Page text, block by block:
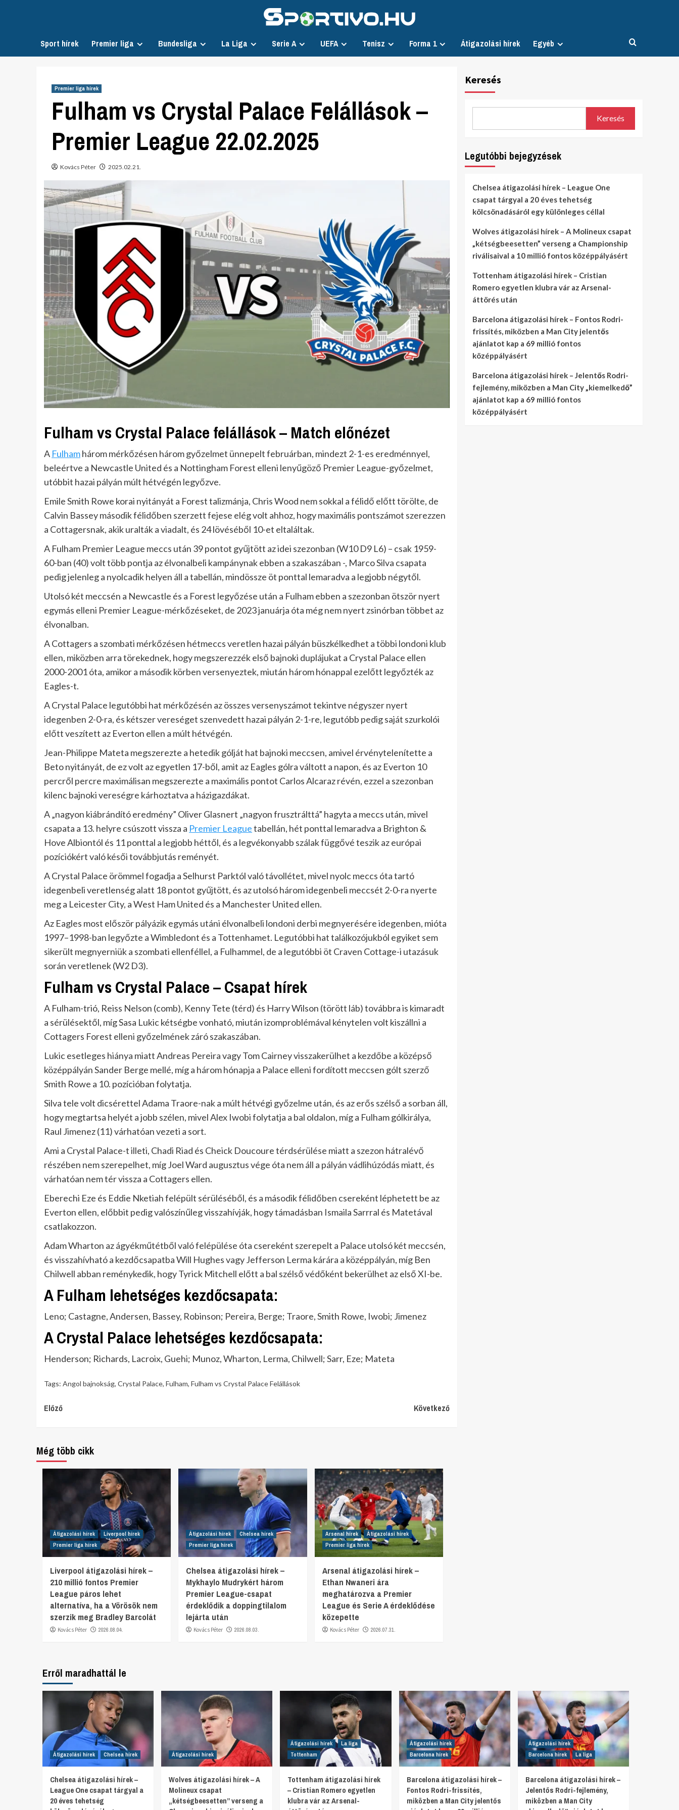
Sport hírek Premier liga Bundesliga La Liga Serie A UEFA Tenisz Forma 1 Átigazolási hírek Egyéb
Premier liga hírek
Fulham vs Crystal Palace Felállások –
Premier League 22.02.2025
Kovács Péter 2025.02.21.
Fulham vs Crystal Palace felállások – Match előnézet
A Fulhamhárom mérkőzésen három győzelmet ünnepelt februárban, mindezt 2-1-es eredménnyel,
beleértve a Newcastle United és a Nottingham Forest elleni lenyűgöző Premier League-győzelmet,
utóbbit hazai pályán múlt hétvégén legyőzve.
Emile Smith Rowe korai nyitányát a Forest talizmánja, Chris Wood nem sokkal a félidő előtt törölte, de
Calvin Bassey második félidőben szerzett fejese elég volt ahhoz, hogy maximális pontszámot szerezzen
a Cottagersnak, akik uralták a viadalt, és 24 lövéséből 10-et eltaláltak.
A Fulham Premier League meccs után 39 pontot gyűjtött az idei szezonban (W10 D9 L6) – csak 1959-
60-ban (40) volt több pontja az élvonalbeli kampánynak ebben a szakaszában -, Marco Silva csapata
pedig jelenleg a nyolcadik helyen áll a tabellán, mindössze öt ponttal lemaradva a legjobb négytől.
Utolsó két meccsén a Newcastle és a Forest legyőzése után a Fulham ebben a szezonban ötször nyert
egymás elleni Premier League-mérkőzéseket, de 2023 januárja óta még nem nyert zsinórban többet az
élvonalban.
A Cottagers a szombati mérkőzésen hétmeccs veretlen hazai pályán büszkélkedhet a többi londoni klub
ellen, miközben arra törekednek, hogy megszerezzék első bajnoki duplájukat a Crystal Palace ellen
2000-2001 óta, amikor a második körben versenyeztek, miután három hónappal ezelőtt legyőzték az
Eagles-t.
A Crystal Palace legutóbbi hat mérkőzésén az összes versenyszámot tekintve négyszer nyert
idegenben 2-0-ra, és kétszer vereséget szenvedett hazai pályán 2-1-re, legutóbb pedig saját szurkolói
előtt veszített az Everton ellen a múlt hétvégén.
Jean-Philippe Mateta megszerezte a hetedik gólját hat bajnoki meccsen, amivel érvénytelenítette a
Beto nyitányát, de ez volt az egyetlen 17-ből, amit az Eagles gólra váltott a napon, és az Everton 10
percről percre maximálisan megszerezte a maximális pontot Carlos Alcaraz révén, ezzel a szezonban
kilenc bajnoki vereségre kárhoztatva a házigazdákat.
A „nagyon kiábrándító eredmény” Oliver Glasnert „nagyon frusztrálttá” hagyta a meccs után, mivel
csapata a 13. helyre csúszott vissza a Premier Leaguetabellán, hét ponttal lemaradva a Brighton &
Hove Albiontól és 11 ponttal a legjobb héttől, és a legvékonyabb szálak függővé teszik az európai
pozíciókért való késői továbbjutás reményét.
A Crystal Palace örömmel fogadja a Selhurst Parktól való távollétet, mivel nyolc meccs óta tartó
idegenbeli veretlenség alatt 18 pontot gyűjtött, és az utolsó három idegenbeli meccsét 2-0-ra nyerte
meg a Leicester City, a West Ham United és a Manchester United ellen.
Az Eagles most először pályázik egymás utáni élvonalbeli londoni derbi megnyerésére idegenben, mióta
1997–1998-ban legyőzte a Wimbledont és a Tottenhamet. Legutóbbi hat találkozójukból egyiket sem
sikerült megnyerniük a szombati ellenféllel, a Fulhammel, de a legutóbbi öt Craven Cottage-i utazásuk
során veretlenek (W2 D3).
Fulham vs Crystal Palace – Csapat hírek
A Fulham-trió, Reiss Nelson (comb), Kenny Tete (térd) és Harry Wilson (törött láb) továbbra is kimaradt
a sérülésektől, míg Sasa Lukic kétségbe vonható, miután izomproblémával kénytelen volt kiszállni a
Cottagers Forest elleni győzelmének záró szakaszában.
Lukic esetleges hiánya miatt Andreas Pereira vagy Tom Cairney visszakerülhet a kezdőbe a középső
középpályán Sander Berge mellé, míg a három hónapja a Palace elleni fordított meccsen gólt szerző
Smith Rowe a 10. pozícióban folytatja.
Silva tele volt dicsérettel Adama Traore-nak a múlt hétvégi győzelme után, és az erős szélső a sorban áll,
hogy megtartsa helyét a jobb szélen, mivel Alex Iwobi folytatja a bal oldalon, míg a Fulham gólkirálya,
Raul Jimenez (11) várhatóan vezeti a sort.
Ami a Crystal Palace-t illeti, Chadi Riad és Cheick Doucoure térdsérülése miatt a szezon hátralévő
részében nem szerepelhet, míg Joel Ward augusztus vége óta nem áll a pályán vádlihúzódás miatt, és
várhatóan nem tér vissza a Cottagers ellen.
Eberechi Eze és Eddie Nketiah felépült sérüléséből, és a második félidőben csereként léphetett be az
Everton ellen, előbbit pedig valószínűleg visszahívják, hogy támadásban Ismaila Sarrral és Matetával
csatlakozzon.
Adam Wharton az ágyékműtétből való felépülése óta csereként szerepelt a Palace utolsó két meccsén,
és visszahívható a kezdőcsapatba Will Hughes vagy Jefferson Lerma kárára a középpályán, míg Ben
Chilwell abban reménykedik, hogy Tyrick Mitchell előtt a bal szélső védőként bekerülhet az első XI-be.
A Fulham lehetséges kezdőcsapata:
Leno; Castagne, Andersen, Bassey, Robinson; Pereira, Berge; Traore, Smith Rowe, Iwobi; Jimenez
A Crystal Palace lehetséges kezdőcsapata:
Henderson; Richards, Lacroix, Guehi; Munoz, Wharton, Lerma, Chilwell; Sarr, Eze; Mateta
Tags: Angol bajnokság, Crystal Palace, Fulham, Fulham vs Crystal Palace Felállások
Continue
Előző Következő
Még több cikk
Átigazolási hírek
Liverpool hírek
Premier liga hírek
Liverpool átigazolási hírek –
210 millió fontos Premier
League páros lehet
alternatíva, ha a Vörösök nem
szerzik meg Bradley Barcolát
Kovács Péter 2026.08.04.
Átigazolási hírek
Chelsea hírek
Premier liga hírek
Chelsea átigazolási hírek –
Mykhaylo Mudrykért három
Premier League-csapat
érdeklődik a doppingtilalom
lejárta után
Kovács Péter 2026.08.03.
Arsenal hírek
Átigazolási hírek
Premier liga hírek
Arsenal átigazolási hírek –
Ethan Nwaneri ára
meghatározva a Premier
League és Serie A érdeklődése
közepette
Kovács Péter 2026.07.31.
Keresés
Keresés
Legutóbbi bejegyzések
Chelsea átigazolási hírek – League One
csapat tárgyal a 20 éves tehetség
kölcsönadásáról egy különleges céllal
Wolves átigazolási hírek – A Molineux csapat
„kétségbeesetten” verseng a Championship
riválisaival a 10 millió fontos középpályásért
Tottenham átigazolási hírek – Cristian
Romero egyetlen klubra vár az Arsenal-
áttörés után
Barcelona átigazolási hírek – Fontos Rodri-
frissítés, miközben a Man City jelentős
ajánlatot kap a 69 millió fontos
középpályásért
Barcelona átigazolási hírek – Jelentős Rodri-
fejlemény, miközben a Man City „kiemelkedő”
ajánlatot kap a 69 millió fontos
középpályásért
Erről maradhattál le
Átigazolási hírek Chelsea hírek
Chelsea átigazolási hírek –
League One csapat tárgyal a
20 éves tehetség
Átigazolási hírek
Wolves átigazolási hírek – A
Molineux csapat
„kétségbeesetten” verseng a
Átigazolási hírek
La liga
Tottenham
Tottenham átigazolási hírek
– Cristian Romero egyetlen
klubra vár az Arsenal-
Átigazolási hírek
Barcelona hírek
Barcelona átigazolási hírek –
Fontos Rodri-frissítés,
miközben a Man City jelentős
Átigazolási hírek
Barcelona hírek
La liga
Barcelona átigazolási hírek –
Jelentős Rodri-fejlemény,
miközben a Man City